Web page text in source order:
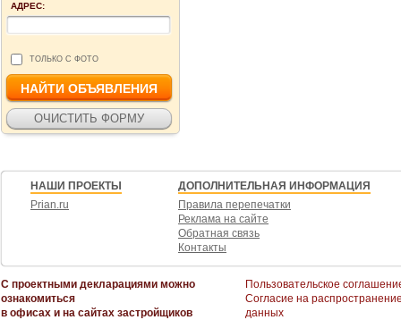
АДРЕС:
ТОЛЬКО С ФОТО
НАШИ ПРОЕКТЫ
Prian.ru
ДОПОЛНИТЕЛЬНАЯ ИНФОРМАЦИЯ
Правила перепечатки
Реклама на сайте
Обратная связь
Контакты
С проектными декларациями можно
ознакомиться
в офисах и на сайтах застройщиков
Пользовательское
Согласие на
данных